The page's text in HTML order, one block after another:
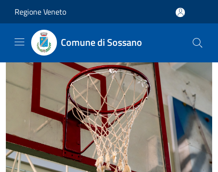
Regione Veneto
Comune di Sossano